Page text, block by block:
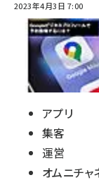
2023年4月3日 7:00
アプリ
集客
運営
オムニチャ